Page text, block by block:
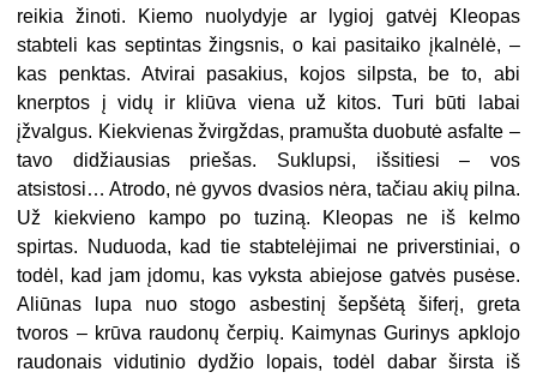
reikia žinoti. Kiemo nuolydyje ar lygioj gatvėj Kleopas
stabteli kas septintas žingsnis, o kai pasitaiko įkalnėlė, –
kas penktas. Atvirai pasakius, kojos silpsta, be to, abi
knerptos į vidų ir kliūva viena už kitos. Turi būti labai
įžvalgus. Kiekvienas žvirgždas, pramušta duobutė asfalte –
tavo didžiausias priešas. Suklupsi, išsitiesi – vos
atsistosi… Atrodo, nė gyvos dvasios nėra, tačiau akių pilna.
Už kiekvieno kampo po tuziną. Kleopas ne iš kelmo
spirtas. Nuduoda, kad tie stabtelėjimai ne priverstiniai, o
todėl, kad jam įdomu, kas vyksta abiejose gatvės pusėse.
Aliūnas lupa nuo stogo asbestinį šepšėtą šiferį, greta
tvoros – krūva raudonų čerpių. Kaimynas Gurinys apklojo
raudonais vidutinio dydžio lopais, todėl dabar širsta iš